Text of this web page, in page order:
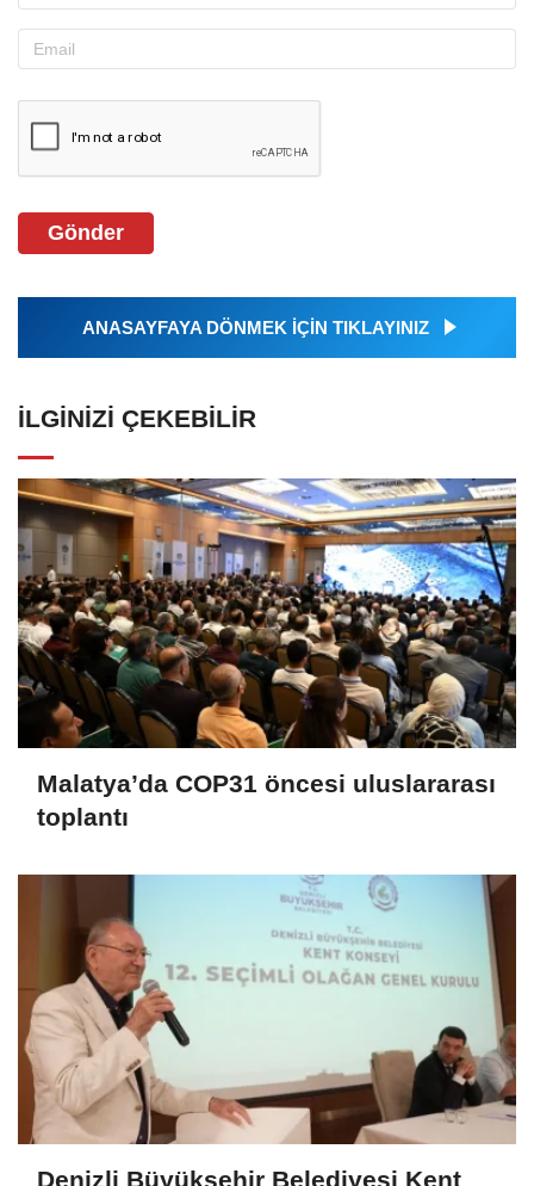
Gönder
ANASAYFAYA DÖNMEK İÇİN TIKLAYINIZ
İLGINIZI ÇEKEBILIR
Malatya’da COP31 öncesi uluslararası
toplantı
Denizli Büyükşehir Belediyesi Kent